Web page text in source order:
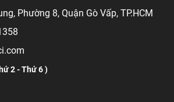
Phường 8, Quận Gò Vấp, TP.HCM
2 - Thứ 6 )